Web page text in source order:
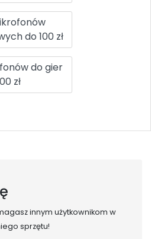
do 100 zł
do gier
zł
innym użytkownikom w
sprzętu!